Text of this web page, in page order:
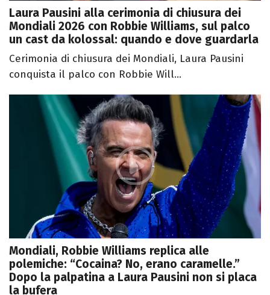
Laura Pausini alla cerimonia di chiusura dei
Mondiali 2026 con Robbie Williams, sul palco
un cast da kolossal: quando e dove guardarla
Cerimonia di chiusura dei Mondiali, Laura Pausini
conquista il palco con Robbie Will...
Mondiali, Robbie Williams replica alle
polemiche: “Cocaina? No, erano caramelle.”
Dopo la palpatina a Laura Pausini non si placa
la bufera